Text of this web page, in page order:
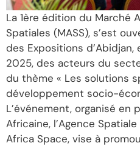
La 1ère édition du Marché
Spatiales (MASS), s’est
des Expositions d’Abidjan,
2025, des acteurs du
du thème « Les solutions
développement socio-
L’événement, organisé en
Africaine, l’Agence
Africa Space, vise à